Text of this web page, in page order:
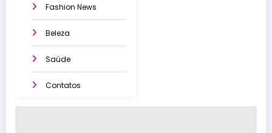
Fashion News
Beleza
Saúde
Contatos